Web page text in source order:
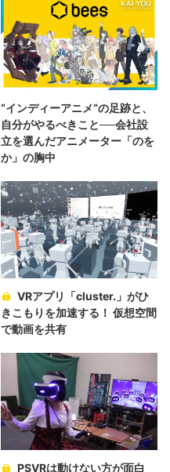
“インディーアニメ“の足跡と、
自分がやるべきこと──会社設
立を選んだアニメーター「のを
か」の胸中
VRアプリ「cluster.」がひ
きこもりを加速する！ 仮想空間
で動画を共有
PSVRは動けない方が面白